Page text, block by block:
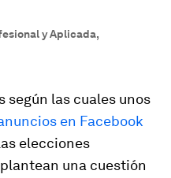
y Aplicada,
según las cuales unos
en Facebook
elecciones
una cuestión